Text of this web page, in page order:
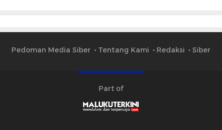
Pedoman Media Siber Tentang Kami Redaksi Siber
Part of